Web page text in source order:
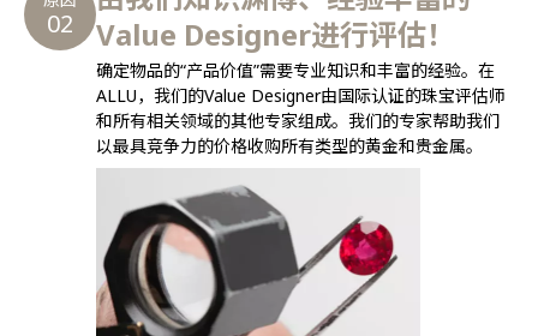
02
Value Designer进行评估！
确定物品的“产品价值”需要专业知识和丰富的经验。在
ALLU，我们的Value Designer由国际认证的珠宝评估师
和所有相关领域的其他专家组成。我们的专家帮助我们
以最具竞争力的价格收购所有类型的黄金和贵金属。